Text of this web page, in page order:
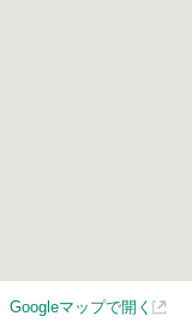
Googleマップで開く